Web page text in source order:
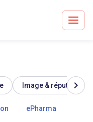
30 ans
Image & réputation
ePharma
chevron_right